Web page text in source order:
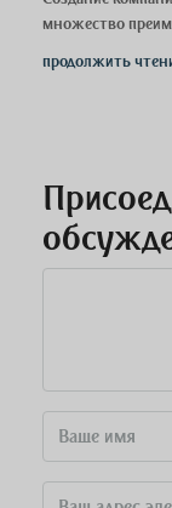
множество
продолжить